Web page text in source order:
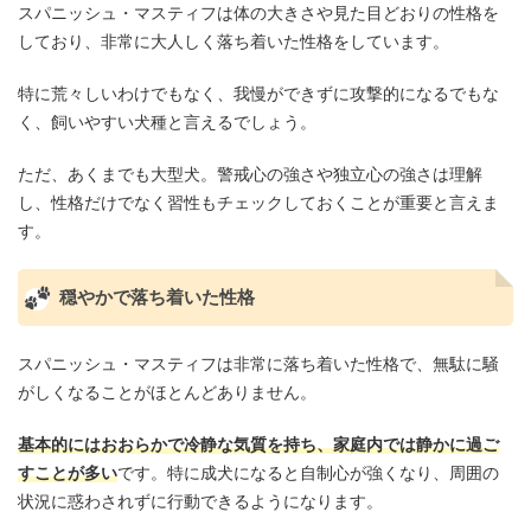
スパニッシュ・マスティフは体の大きさや見た目どおりの性格を
しており、非常に大人しく落ち着いた性格をしています。
特に荒々しいわけでもなく、我慢ができずに攻撃的になるでもな
く、飼いやすい犬種と言えるでしょう。
ただ、あくまでも大型犬。警戒心の強さや独立心の強さは理解
し、性格だけでなく習性もチェックしておくことが重要と言えま
す。
穏やかで落ち着いた性格
スパニッシュ・マスティフは非常に落ち着いた性格で、無駄に騒
がしくなることがほとんどありません。
基本的にはおおらかで冷静な気質を持ち、家庭内では静かに過ご
すことが多いです。特に成犬になると自制心が強くなり、周囲の
状況に惑わされずに行動できるようになります。